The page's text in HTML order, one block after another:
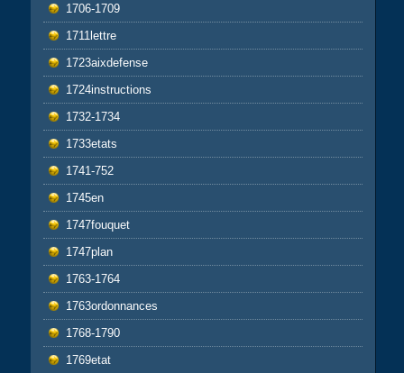
1706-1709
1711lettre
1723aixdefense
1724instructions
1732-1734
1733etats
1741-752
1745en
1747fouquet
1747plan
1763-1764
1763ordonnances
1768-1790
1769etat